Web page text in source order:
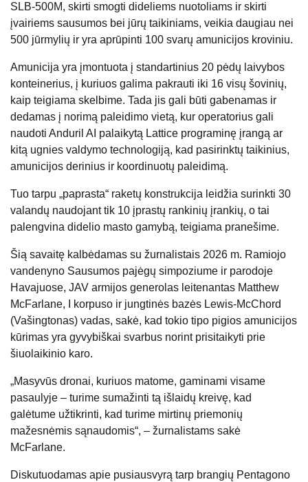
SLB-500M, skirti smogti dideliems nuotoliams ir skirti
įvairiems sausumos bei jūrų taikiniams, veikia daugiau nei
500 jūrmylių ir yra aprūpinti 100 svarų amunicijos kroviniu.
Amunicija yra įmontuota į standartinius 20 pėdų laivybos
konteinerius, į kuriuos galima pakrauti iki 16 visų šovinių,
kaip teigiama skelbime. Tada jis gali būti gabenamas ir
dedamas į norimą paleidimo vietą, kur operatorius gali
naudoti Anduril AI palaikytą Lattice programinę įrangą ar
kitą ugnies valdymo technologiją, kad pasirinktų taikinius,
amunicijos derinius ir koordinuotų paleidimą.
Tuo tarpu „paprasta“ raketų konstrukcija leidžia surinkti 30
valandų naudojant tik 10 įprastų rankinių įrankių, o tai
palengvina didelio masto gamybą, teigiama pranešime.
Šią savaitę kalbėdamas su žurnalistais 2026 m. Ramiojo
vandenyno Sausumos pajėgų simpoziume ir parodoje
Havajuose, JAV armijos generolas leitenantas Matthew
McFarlane, I korpuso ir jungtinės bazės Lewis-McChord
(Vašingtonas) vadas, sakė, kad tokio tipo pigios amunicijos
kūrimas yra gyvybiškai svarbus norint prisitaikyti prie
šiuolaikinio karo.
„Masyvūs dronai, kuriuos matome, gaminami visame
pasaulyje – turime sumažinti tą išlaidų kreivę, kad
galėtume užtikrinti, kad turime mirtinų priemonių
mažesnėmis sąnaudomis“, – žurnalistams sakė
McFarlane.
Diskutuodamas apie pusiausvyrą tarp brangių Pentagono